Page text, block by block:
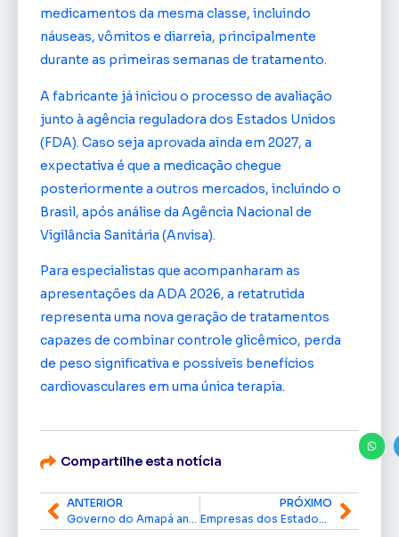
medicamentos da mesma classe, incluindo
náuseas, vômitos e diarreia, principalmente
durante as primeiras semanas de tratamento.
A fabricante já iniciou o processo de avaliação
junto à agência reguladora dos Estados Unidos
(FDA). Caso seja aprovada ainda em 2027, a
expectativa é que a medicação chegue
posteriormente a outros mercados, incluindo o
Brasil, após análise da Agência Nacional de
Vigilância Sanitária (Anvisa).
Para especialistas que acompanharam as
apresentações da ADA 2026, a retatrutida
representa uma nova geração de tratamentos
capazes de combinar controle glicêmico, perda
de peso significativa e possíveis benefícios
cardiovasculares em uma única terapia.
Compartilhe esta notícia
ANTERIOR
Governo do Amapá antecipa primeira parcela do 13º salário e movimenta R$ 162 milhões na economia
PRÓXIMO
Empresas dos Estados Unidos e da Amazônia avaliam investimentos no Amapá para apoiar operações na Margem Equatorial